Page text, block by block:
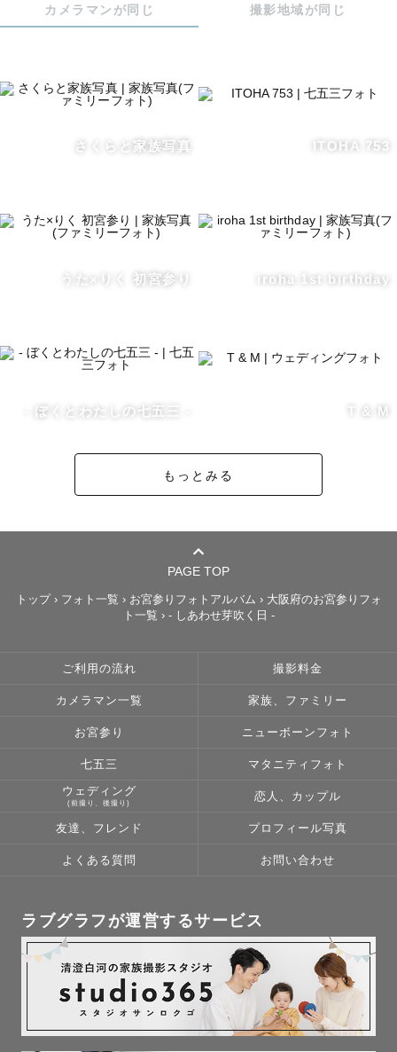
▷私の好きなもの💚：音楽を聴くことが好きです！WEST.
で、皆さんの推しもいれば教えてください！
▷想い💭：家族写真を通して【毎日が幸せのたからもの】
が一緒に過ごす素敵な時間を、未来に伝えたいなと思いな
未来で「こんなことがあったんだよ！」と家族で話すきっ
わからないことはもちろん、これを使って撮影がしたい！
せ！一緒に楽しい時間にしましょう🧡
LINEの設定のプライバシー管理より｟メッセージ受信拒
否｠のチェックが入っていると連絡が届かない場合がござ
います。事前にご確認をお願いいたします🙇🏻‍♀️
ご希望があればビデオ電話や事前に直接お会いして打ち合
※徒歩圏内外での移動を伴う2箇所以上の撮影は2枠お願い
する事がございます。
【 🚗交通費について 】
《 基本的に往復¥3,000を超えなければ、全県において交
（3府県におきましても往復¥3,000を超える場合はご負担
●大阪府/兵庫県/京都府・・基本交通費往復無料
例（兵庫県　淡路島：¥5,500）（京都府北部地域、大阪府
南部一部地域、兵庫県北部・西部一部地域など）
↑実際に依頼いただいてからご相談の上、算出致しますので
前後する可能性がございます
詳しくは一度ご相談ください🙇🏻‍♀️
カメラマンが同じ 撮影地域が同じ
さくらと家族写真 ITOHA 753
うた×りく 初宮参り iroha 1st birthday
- ぼくとわたしの七五三 - T & M
もっとみる
PAGE TOP
トップ› フォト一覧 › お宮参りフォトアルバム › 大阪府のお宮参りフォ
ト一覧 › - しあわせ芽吹く日 -
ご利用の流れ 撮影料金
カメラマン一覧 家族、ファミリー
お宮参り ニューボーンフォト
七五三 マタニティフォト
ウェディング
(前撮り、後撮り)
恋人、カップル
友達、フレンド プロフィール写真
よくある質問 お問い合わせ
ラブグラフが運営するサービス